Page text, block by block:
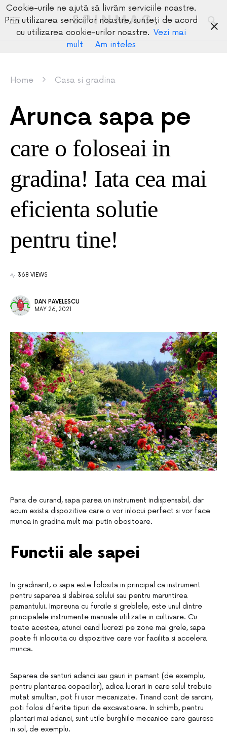
SPINMAG
Home Casa si gradina
Arunca sapa pe
care o foloseai in
gradina! Iata cea mai
eficienta solutie
pentru tine!
368 VIEWS
DAN PAVELESCU
MAY 26, 2021
Pana de curand, sapa parea un instrument indispensabil, dar
acum exista dispozitive care o vor inlocui perfect si vor face
munca in gradina mult mai putin obositoare.
Functii ale sapei
In gradinarit, o sapa este folosita in principal ca instrument
pentru saparea si slabirea solului sau pentru maruntirea
pamantului. Impreuna cu furcile si greblele, este unul dintre
principalele instrumente manuale utilizate in cultivare. Cu
toate acestea, atunci cand lucrezi pe zone mai grele, sapa
poate fi inlocuita cu dispozitive care vor facilita si accelera
munca.
Saparea de santuri adanci sau gauri in pamant (de exemplu,
pentru plantarea copacilor), adica lucrari in care solul trebuie
mutat simultan, pot fi usor mecanizate. Tinand cont de sarcini,
poti folosi diferite tipuri de excavatoare. In schimb, pentru
plantari mai adanci, sunt utile burghiile mecanice care gauresc
in sol, de exemplu.
Cookie-urile ne ajută să livrăm serviciile noastre.
Prin utilizarea serviciilor noastre, sunteți de acord
cu utilizarea cookie-urilor noastre. Vezi mai
mult
Am inteles